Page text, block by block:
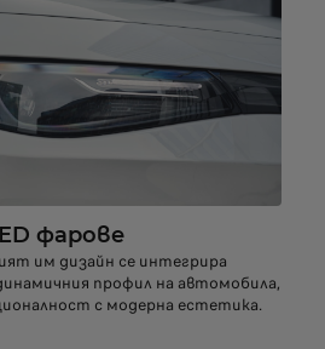
фарове
им дизайн се интегрира
профил на автомобила,
с модерна естетика.